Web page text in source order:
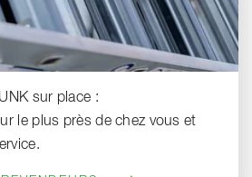
sur place :
le plus près de chez vous et